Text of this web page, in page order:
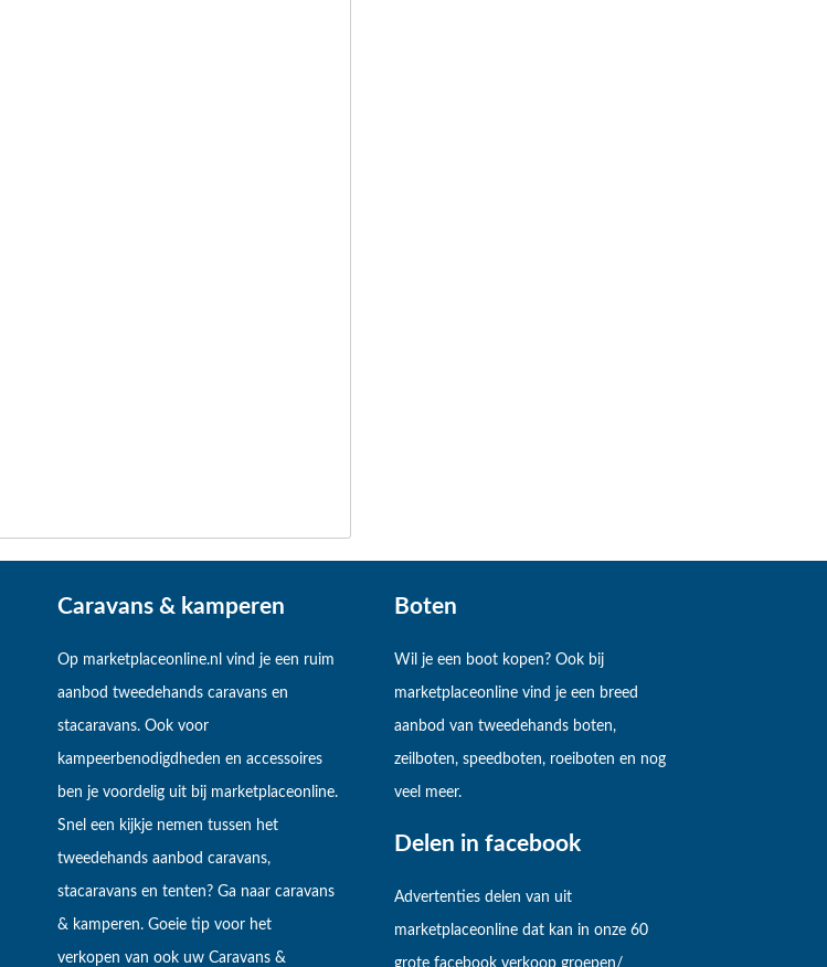
Caravans & kamperen
Op marketplaceonline.nl vind je een ruim
aanbod tweedehands caravans en
stacaravans. Ook voor
kampeerbenodigdheden en accessoires
ben je voordelig uit bij marketplaceonline.
Snel een kijkje nemen tussen het
tweedehands aanbod caravans,
stacaravans en tenten? Ga naar caravans
& kamperen. Goeie tip voor het
verkopen van ook uw Caravans &
Boten
Wil je een boot kopen? Ook bij
marketplaceonline vind je een breed
aanbod van tweedehands boten,
zeilboten, speedboten, roeiboten en nog
veel meer.
Delen in facebook
Advertenties delen van uit
marketplaceonline dat kan in onze 60
grote facebook verkoop groepen/